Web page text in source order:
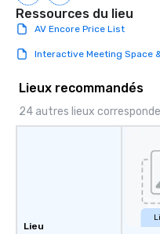
Ressources du lieu
AV Encore Price List
Interactive Meeting Space
Lieux recommandés
24 autres lieux
Lieu